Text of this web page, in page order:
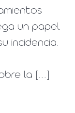
un papel
incidencia.
la [...]